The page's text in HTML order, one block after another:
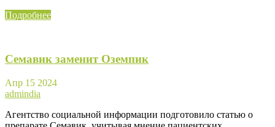
Подробнее
Семавик заменит Оземпик
Апр 15 2024
admindia
Агентство социальной информации подготовило статью о